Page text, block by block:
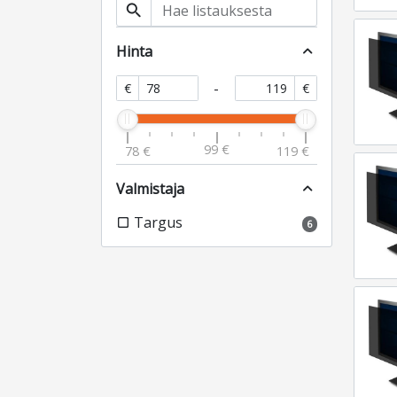
search
Hinta expand_less
€ - €
78 € 99 € 119 €
Valmistaja expand_less
check_box_outline_blank Targus 6